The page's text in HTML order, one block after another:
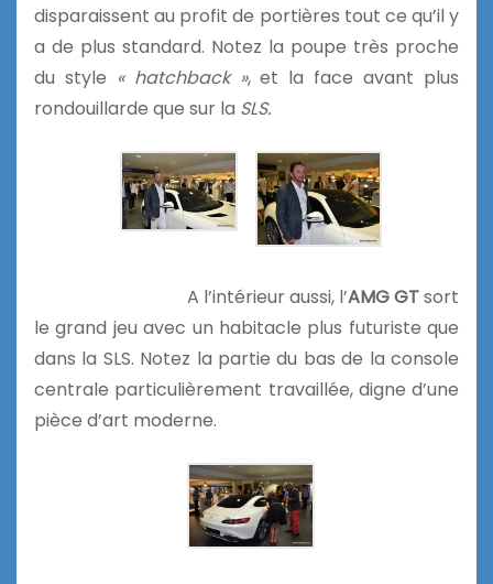
disparaissent au profit de portières tout ce qu’il y
a de plus standard. Notez la poupe très proche
du style « hatchback », et la face avant plus
rondouillarde que sur la SLS.
A l’intérieur aussi, l’AMG GTsort
le grand jeu avec un habitacle plus futuriste que
dans la SLS. Notez la partie du bas de la console
centrale particulièrement travaillée, digne d’une
pièce d’art moderne.